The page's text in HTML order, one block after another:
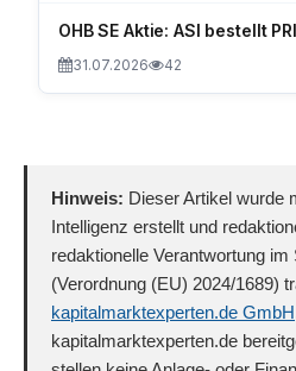
OHB SE Aktie: ASI bestellt
31.07.2026 42
Hinweis: Dieser Artikel wurde
Intelligenz erstellt und
redaktionelle Verantwortung
(Verordnung (EU) 2024/1689)
kapitalmarktexperten.de GmbH
kapitalmarktexperten.de